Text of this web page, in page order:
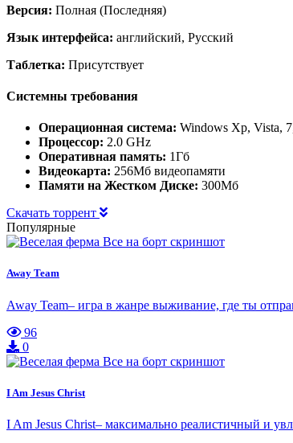
Версия: Полная (Последняя)
Язык интерфейса: английский, Русский
Таблетка: Присутствует
Системны требования
Операционная система: Windows Xp, Vista,
Процессор: 2.0 GHz
Оперативная память: 1Гб
Видеокарта: 256Мб видеопамяти
Памяти на Жестком Диске: 300Мб
Скачать торрент
Популярные
Away Team
Away Team– игра в жанре выживание, где ты
96
0
I Am Jesus Christ
I Am Jesus Christ– максимально реалистичный и